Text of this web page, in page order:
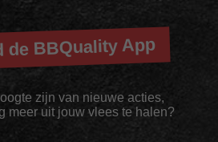
de BBQuality App
zijn van nieuwe acties,
meer uit jouw vlees te halen?